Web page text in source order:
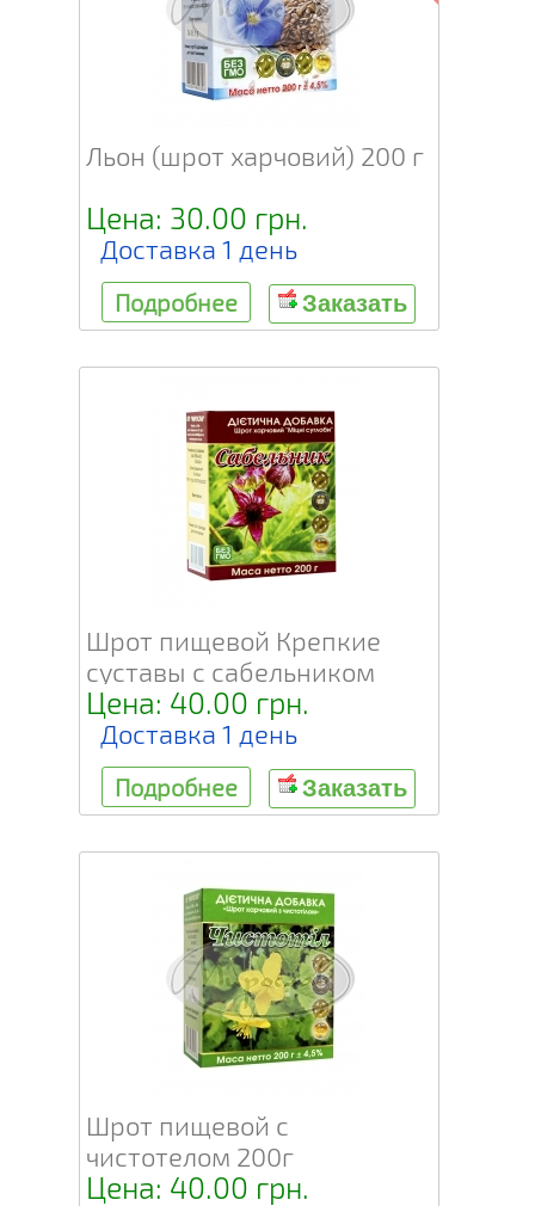
Льон (шрот харчовий) 200 г
Цена: 30.00 грн.
Доставка 1 день
Подробнее Заказать
Шрот пищевой Крепкие
суставы с сабельником
200г
Цена: 40.00 грн.
Доставка 1 день
Подробнее Заказать
Шрот пищевой с
чистотелом 200г
Цена: 40.00 грн.